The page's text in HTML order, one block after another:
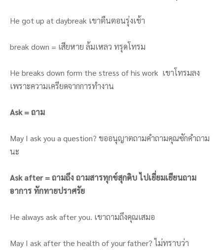
He got up at daybreak เขาตืนตอนรุ่งเช้า
break down = เสียหาย ล้มเหลว ทรุดโทรม
He breaks down form the stress of his work เขาโทรมลง
เพราะความเครียดจากการทำงาน
Ask = ถาม
May I ask you a question? ขออนุญาตถามคำถามคุณซักคำถาม
นะ
Ask after = ถามถึง ถามสารทุกข์สุกดิบ ไปเยี่ยมเยียนถาม
อาการ ทักทายปราศรัย
He always ask after you. เขาถามถึงคุณเสมอ
May I ask after the health of your father? ไม่ทราบว่า